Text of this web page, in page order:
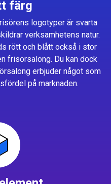
färg
logotyper är svarta
verksamhetens natur.
rött och blått också i stor
frisörsalong. Du kan dock
erbjuder något som
på marknaden.